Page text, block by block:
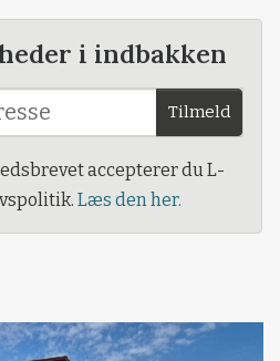
i indbakken
Tilmeld
accepterer du L-
Læs den her.